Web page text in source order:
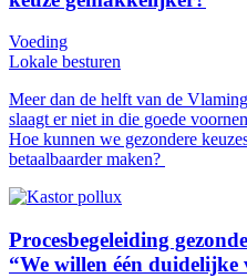
Voeding
Lokale besturen
Meer dan de helft van de
slaagt er niet in die goede
Hoe kunnen we gezondere
betaalbaarder maken?
Procesbegeleiding
“We willen één duidelijke